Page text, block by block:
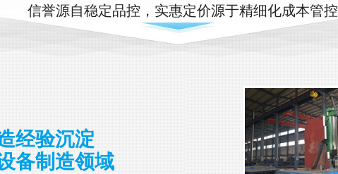
信誉源自稳定品控，实惠定价源于精细化成本管控
经验沉淀
备制造领域